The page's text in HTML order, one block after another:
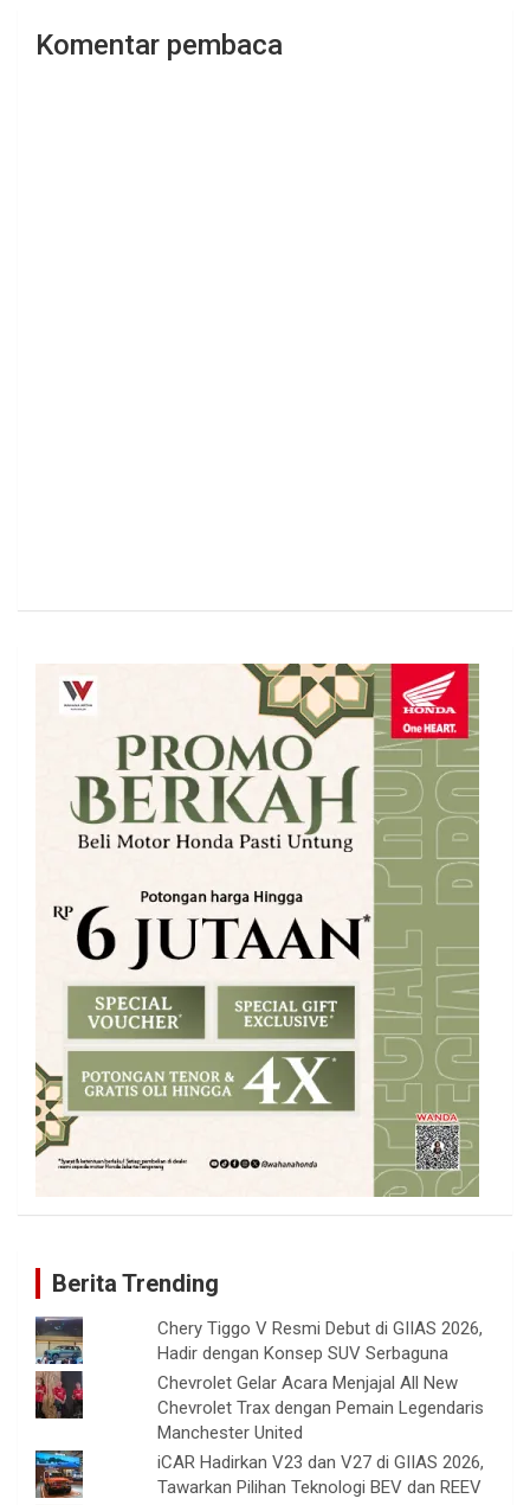
Komentar pembaca
Berita Trending
Chery Tiggo V Resmi Debut di GIIAS 2026,
Hadir dengan Konsep SUV Serbaguna
Chevrolet Gelar Acara Menjajal All New
Chevrolet Trax dengan Pemain Legendaris
Manchester United
iCAR Hadirkan V23 dan V27 di GIIAS 2026,
Tawarkan Pilihan Teknologi BEV dan REEV